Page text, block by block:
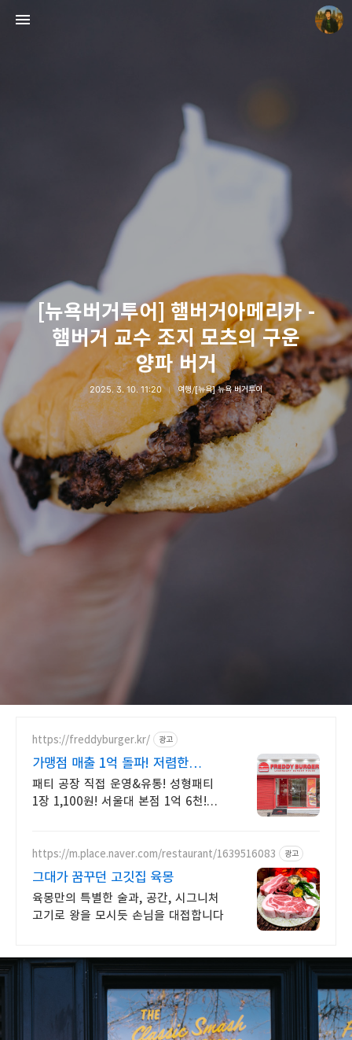
[뉴욕버거투어] 햄버거아메리카 -
햄버거 교수 조지 모츠의 구운
양파 버거
2025. 3. 10. 11:20 여행/[뉴욕] 뉴욕 버거투어
https://freddyburger.kr/ 광고
가맹점 매출 1억 돌파! 저렴한
수제버거 창업 프레디
패티 공장 직접 운영&유통! 성형패티
1장 1,100원! 서울대 본점 1억 6천!
면제
https://m.place.naver.com/restaurant/1639516083 광고
그대가 꿈꾸던 고깃집 육몽
육몽만의 특별한 술과, 공간, 시그니처
고기로 왕을 모시듯 손님을 대접합니다